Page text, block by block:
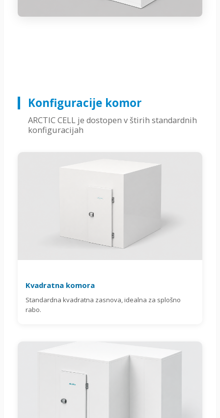
Konfiguracije komor
ARCTIC CELL je dostopen v štirih standardnih
konfiguracijah
Kvadratna komora
Standardna kvadratna zasnova, idealna za splošno
rabo.